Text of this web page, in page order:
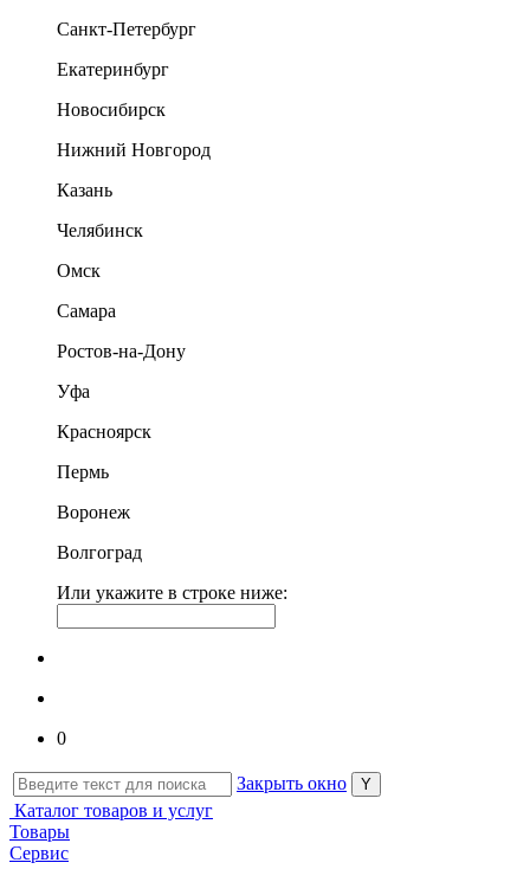
Санкт-Петербург
Екатеринбург
Новосибирск
Нижний Новгород
Казань
Челябинск
Омск
Самара
Ростов-на-Дону
Уфа
Красноярск
Пермь
Воронеж
Волгоград
Или укажите в строке ниже:
0
Закрыть окно
Каталог товаров и услуг
Товары
Сервис